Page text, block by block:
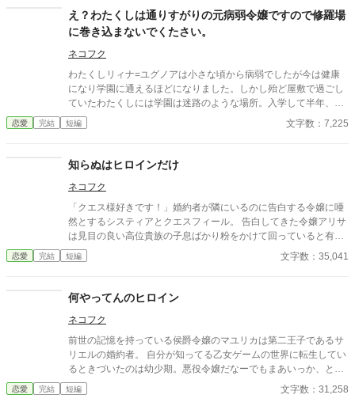
え？わたくしは通りすがりの元病弱令嬢ですので修羅場
に巻き込まないでくたさい。
ネコフク
わたくしリィナ=ユグノアは小さな頃から病弱でしたが今は健康
になり学園に通えるほどになりました。しかし殆ど屋敷で過ごし
ていたわたくしには学園は迷路のような場所。入学して半年、未
だに迷子になってしまいます。今日も侍従のハルにニヤニヤされ
ながら遠回り（迷子）して出た場所では何やら不穏な集団
まぁするお話です。そして修羅場とは関係ないトコで婚約者に溺
恋愛 完結 短編 文字数：7,225
知らぬはヒロインだけ
ネコフク
「クエス様好きです！」婚約者が隣にいるのに告白する令嬢に唖
然とするシスティアとクエスフィール。 告白してきた令嬢アリサ
は見目の良い高位貴族の子息ばかり粉をかけて回っていると有名
な人物だった。 しかも「イベント」「システム」など訳が分から
ない事を言っているらしい。 そう、アリサは転生者。ここが乙女
らない。他にも転生者がいることを。 ※不定期連載です。毎日投
恋愛 完結 短編 文字数：35,041
何やってんのヒロイン
ネコフク
前世の記憶を持っている侯爵令嬢のマユリカは第二王子であるサ
リエルの婚約者。 自分が知ってる乙女ゲームの世界に転生してい
るときづいたのは幼少期。悪役令嬢だなーでもまあいっか、との
んきに過ごしつつヒロインを監視。 始めは何事もなかったのに学
園に入る半年前から怪しくなってきて・・・ それに婚約者の王子
恋愛 完結 短編 文字数：31,258